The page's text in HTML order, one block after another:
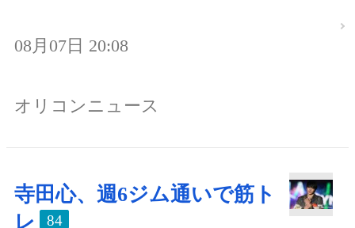
08月07日 20:08
オリコンニュース
寺田心、週6ジム通いで筋ト
レ
84